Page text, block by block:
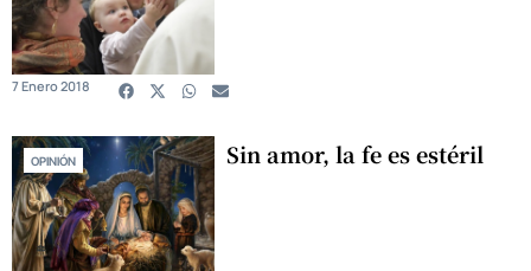
7 Enero 2018
OPINIÓN Sin amor, la fe es estéril